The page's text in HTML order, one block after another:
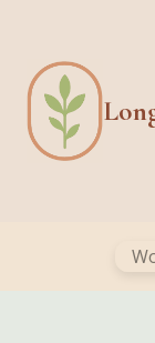
content